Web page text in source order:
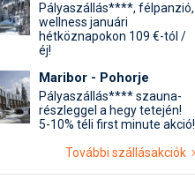
Pályaszállás****, félpanzió,
wellness januári
hétköznapokon 109 €-tól /
éj!
Maribor - Pohorje
Pályaszállás**** szauna-
részleggel a hegy tetején!
5-10% téli first minute akció!
További szállásakciók